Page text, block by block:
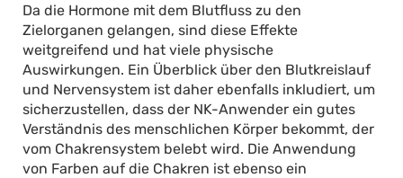
Da die Hormone mit dem Blutfluss zu den
Zielorganen gelangen, sind diese Effekte
weitgreifend und hat viele physische
Auswirkungen. Ein Überblick über den Blutkreislauf
und Nervensystem ist daher ebenfalls inkludiert, um
sicherzustellen, dass der NK-Anwender ein gutes
Verständnis des menschlichen Körper bekommt, der
vom Chakrensystem belebt wird. Die Anwendung
von Farben auf die Chakren ist ebenso ein